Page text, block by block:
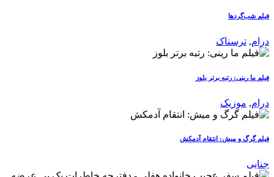
فیلم شب‌گردها
درام, ترسناک
فیلم ما رینی: رتبه برتر بلوز
درام, موزیک
فیلم گرگ و میش: انتقام آدمکش
جنایی